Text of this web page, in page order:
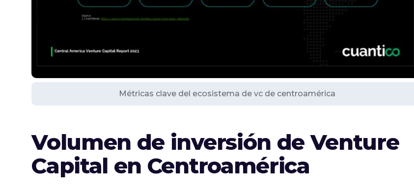
Métricas clave del ecosistema de vc de centroamérica
Volumen de inversión de Venture
Capital en Centroamérica